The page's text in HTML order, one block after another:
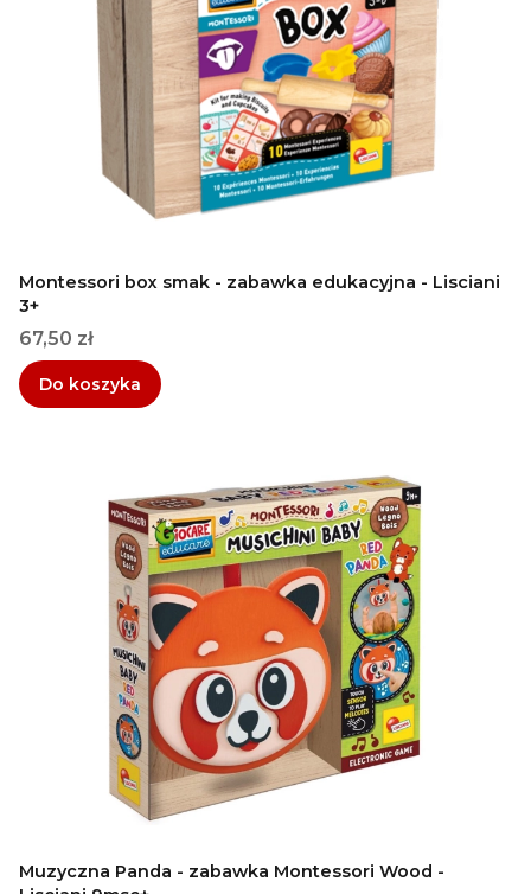
Montessori box smak - zabawka edukacyjna - Lisciani
3+
Cena
67,50 zł
Do koszyka
Muzyczna Panda - zabawka Montessori Wood -